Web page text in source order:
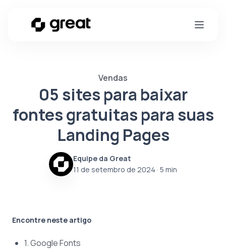
Vendas
05 sites para baixar
fontes gratuitas para suas
Landing Pages
Equipe da Great
11 de setembro de 2024 · 5 min
Encontre neste artigo
1. Google Fonts